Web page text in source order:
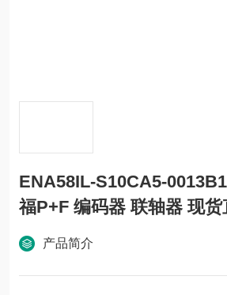
ENA58IL-S10CA5-
福P+F 编码器 联轴器 现货
产品简介